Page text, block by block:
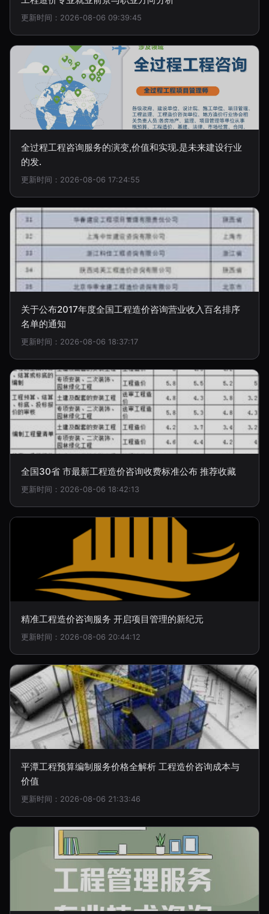
更新时间：2026-08-06 09:39:45
全过程工程咨询服务的演变,价值和实现.是未来建设行业
的发.
更新时间：2026-08-06 17:24:55
关于公布2017年度全国工程造价咨询营业收入百名排序
名单的通知
更新时间：2026-08-06 18:37:17
全国30省 市最新工程造价咨询收费标准公布 推荐收藏
更新时间：2026-08-06 18:42:13
精准工程造价咨询服务 开启项目管理的新纪元
更新时间：2026-08-06 20:44:12
平潭工程预算编制服务价格全解析 工程造价咨询成本与
价值
更新时间：2026-08-06 21:33:46